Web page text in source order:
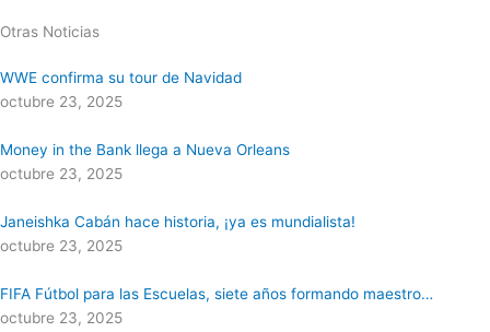
Otras Noticias
WWE confirma su tour de Navidad
octubre 23, 2025
Money in the Bank llega a Nueva Orleans
octubre 23, 2025
Janeishka Cabán hace historia, ¡ya es mundialista!
octubre 23, 2025
FIFA Fútbol para las Escuelas, siete años formando maestro…
octubre 23, 2025